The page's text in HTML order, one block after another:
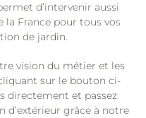
d’intervenir aussi
la France pour tous vos
de jardin.
vision du métier et les
sur le bouton ci-
directement et passez
d’extérieur grâce à notre